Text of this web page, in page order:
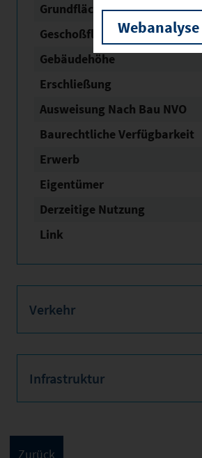
Grundflächen­zahl (GRZ)
Geschoßflächen­zahl (GFZ)
Gebäudehöhe
Erschließung
Ausweisung Nach Bau NVO
Baurechtliche Verfügbarkeit
Erwerb
Eigentümer
Derzeitige Nutzung
Link
Verkehr
Infrastruktur